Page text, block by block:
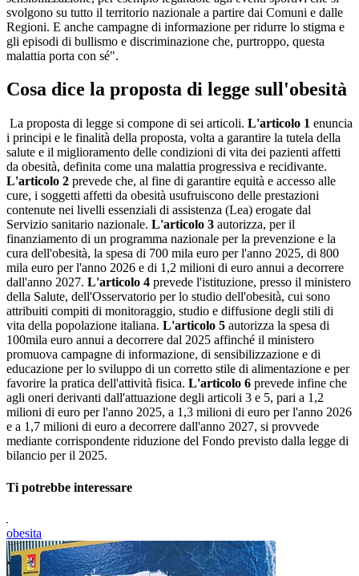
svolgono su tutto il territorio nazionale a partire dai Comuni e dalle
Regioni. E anche campagne di informazione per ridurre lo stigma e
gli episodi di bullismo e discriminazione che, purtroppo, questa
malattia porta con sé".
Cosa dice la proposta di legge sull'obesità
La proposta di legge si compone di sei articoli. L'articolo 1 enuncia
i principi e le finalità della proposta, volta a garantire la tutela della
salute e il miglioramento delle condizioni di vita dei pazienti affetti
da obesità, definita come una malattia progressiva e recidivante.
L'articolo 2 prevede che, al fine di garantire equità e accesso alle
cure, i soggetti affetti da obesità usufruiscono delle prestazioni
contenute nei livelli essenziali di assistenza (Lea) erogate dal
Servizio sanitario nazionale. L'articolo 3 autorizza, per il
finanziamento di un programma nazionale per la prevenzione e la
cura dell'obesità, la spesa di 700 mila euro per l'anno 2025, di 800
mila euro per l'anno 2026 e di 1,2 milioni di euro annui a decorrere
dall'anno 2027. L'articolo 4 prevede l'istituzione, presso il ministero
della Salute, dell'Osservatorio per lo studio dell'obesità, cui sono
attribuiti compiti di monitoraggio, studio e diffusione degli stili di
vita della popolazione italiana. L'articolo 5 autorizza la spesa di
100mila euro annui a decorrere dal 2025 affinché il ministero
promuova campagne di informazione, di sensibilizzazione e di
educazione per lo sviluppo di un corretto stile di alimentazione e per
favorire la pratica dell'attività fisica. L'articolo 6 prevede infine che
agli oneri derivanti dall'attuazione degli articoli 3 e 5, pari a 1,2
milioni di euro per l'anno 2025, a 1,3 milioni di euro per l'anno 2026
e a 1,7 milioni di euro a decorrere dall'anno 2027, si provvede
mediante corrispondente riduzione del Fondo previsto dalla legge di
bilancio per il 2025.
Ti potrebbe interessare
obesita